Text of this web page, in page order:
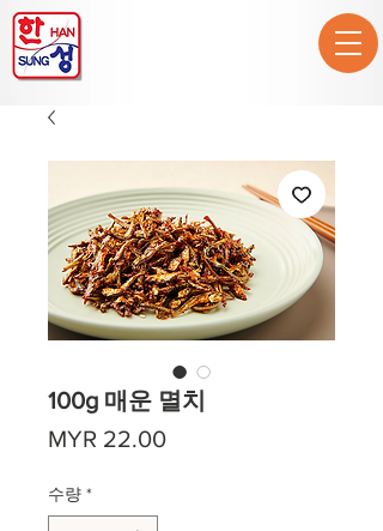
100g 매운 멸치
MYR 22.00가
수량 *